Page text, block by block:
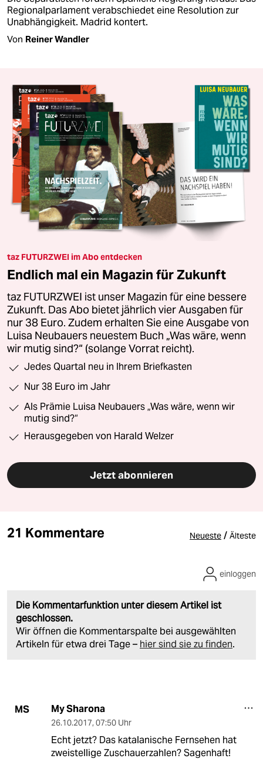
Regionalparlament verabschiedet eine Resolution zur
Unabhängigkeit. Madrid kontert.
Von Reiner Wandler
taz FUTURZWEI im Abo entdecken
Endlich mal ein Magazin für Zukunft
taz FUTURZWEI ist unser Magazin für eine bessere
Zukunft. Das Abo bietet jährlich vier Ausgaben für
nur 38 Euro. Zudem erhalten Sie eine Ausgabe von
Luisa Neubauers neuestem Buch „Was wäre, wenn
wir mutig sind?“ (solange Vorrat reicht).
Jedes Quartal neu in Ihrem Briefkasten
Nur 38 Euro im Jahr
Als Prämie Luisa Neubauers „Was wäre, wenn wir
mutig sind?“
Herausgegeben von Harald Welzer
Jetzt abonnieren
21 Kommentare Neueste / Älteste
Die Kommentarfunktion unter diesem Artikel ist
geschlossen.
Wir öffnen die Kommentarspalte bei ausgewählten
Artikeln für etwa drei Tage – hier sind sie zu finden.
einloggen
MS My Sharona
26.10.2017, 07:50 Uhr
Echt jetzt? Das katalanische Fernsehen hat
zweistellige Zuschauerzahlen? Sagenhaft!